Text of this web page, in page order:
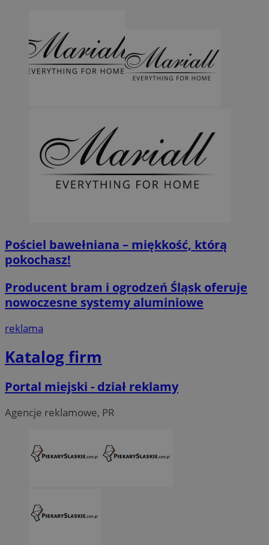
Pościel bawełniana – miękkość, którą
pokochasz!
Producent bram i ogrodzeń Śląsk oferuje
nowoczesne systemy aluminiowe
reklama
Katalog firm
Portal miejski - dział reklamy
Agencje reklamowe, PR